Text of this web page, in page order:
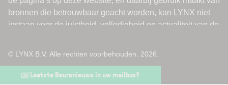
© LYNX B.V. Alle rechten voorbehouden. 2026.
Laatste Beursnieuws in uw mailbox?